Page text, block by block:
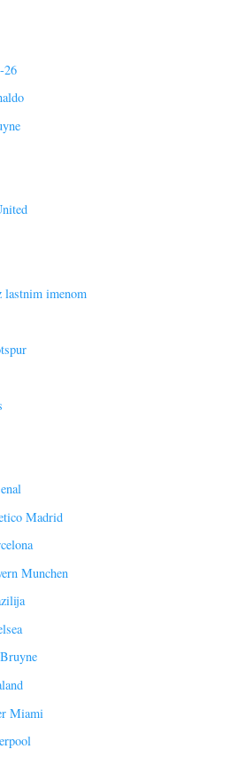
26
imenom
Madrid
Munchen
Miami